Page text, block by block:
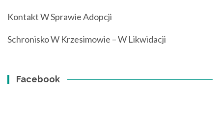
Kontakt W Sprawie Adopcji
Schronisko W Krzesimowie – W Likwidacji
Facebook